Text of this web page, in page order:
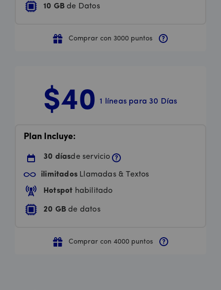
10 GB de Datos
Comprar con 3000 puntos
Price is 40 dollars and 00 cents per month
$40 1 líneas para 30 Días
Plan Incluye:
30 díasde servicio
ilimitados Llamadas & Textos
Hotspot habilitado
20 GB de datos
Comprar con 4000 puntos